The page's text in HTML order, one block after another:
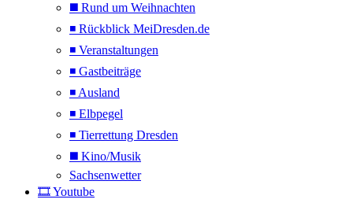
◼️ Rund um Weihnachten
◾ Rückblick MeiDresden.de
◾ Veranstaltungen
◾ Gastbeiträge
◾ Ausland
◾ Elbpegel
◾ Tierrettung Dresden
◼️ Kino/Musik
Sachsenwetter
🎞️ Youtube